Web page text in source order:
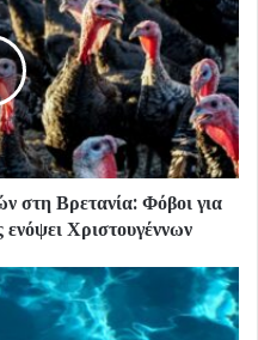
στη Βρετανία: Φόβοι για
ενόψει Χριστουγέννων